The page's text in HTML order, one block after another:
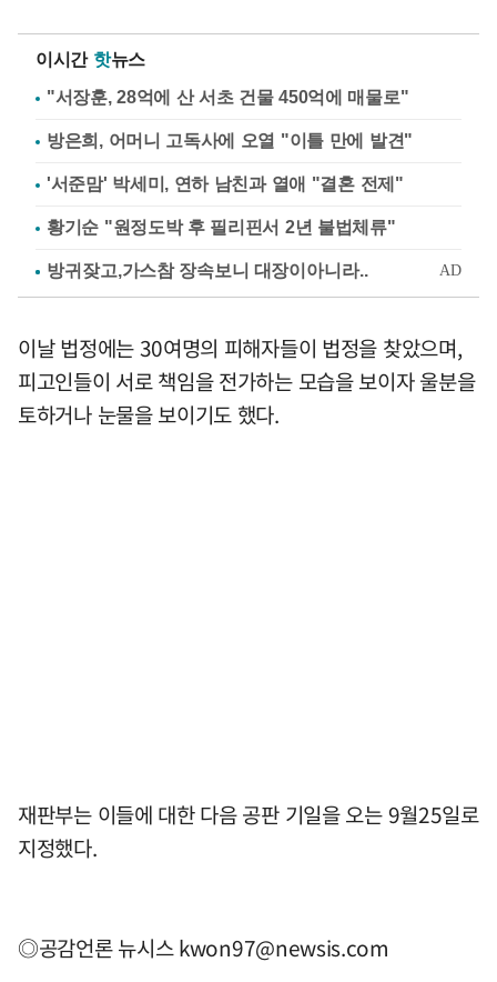
이시간 핫뉴스
"서장훈, 28억에 산 서초 건물 450억에 매물로"
방은희, 어머니 고독사에 오열 "이틀 만에 발견"
'서준맘' 박세미, 연하 남친과 열애 "결혼 전제"
황기순 "원정도박 후 필리핀서 2년 불법체류"
이날 법정에는 30여명의 피해자들이 법정을 찾았으며,
피고인들이 서로 책임을 전가하는 모습을 보이자 울분을
토하거나 눈물을 보이기도 했다.
재판부는 이들에 대한 다음 공판 기일을 오는 9월25일로
지정했다.
◎공감언론 뉴시스kwon97@newsis.com